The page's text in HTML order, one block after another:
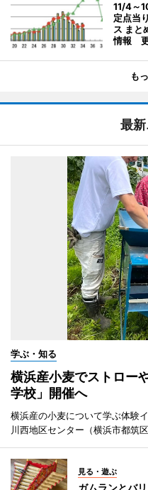
11/4～
定点当
ス まと
情報 更
も
最
学ぶ・知る
横浜産小麦でストロー
学校」開催へ
横浜産の小麦について学ぶ体験
川西地区センター（横浜市都筑
見る・遊ぶ